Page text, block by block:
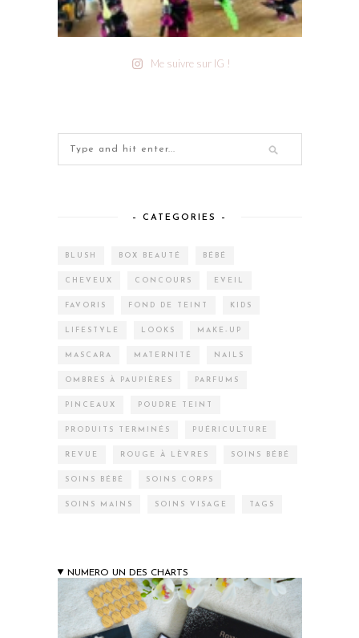
Me suivre sur IG !
– CATEGORIES –
BLUSH BOX BEAUTÉ BÉBÉ
CHEVEUX CONCOURS EVEIL
FAVORIS FOND DE TEINT KIDS
LIFESTYLE LOOKS MAKE-UP
MASCARA MATERNITÉ NAILS
OMBRES À PAUPIÈRES PARFUMS
PINCEAUX POUDRE TEINT
PRODUITS TERMINÉS PUÉRICULTURE
REVUE ROUGE À LÈVRES SOINS BÉBÉ
SOINS BÉBÉ SOINS CORPS
SOINS MAINS SOINS VISAGE TAGS
NUMERO UN DES CHARTS